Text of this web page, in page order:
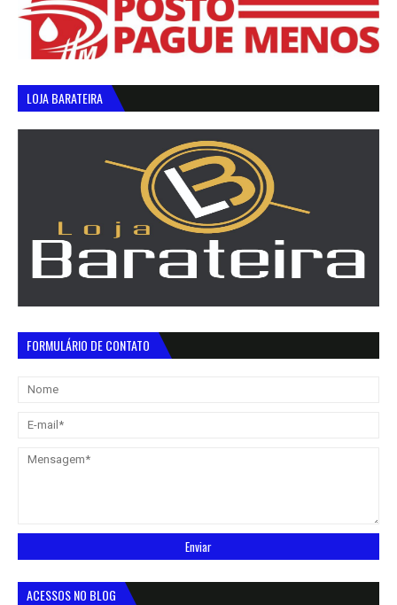
LOJA BARATEIRA
FORMULÁRIO DE CONTATO
ACESSOS NO BLOG